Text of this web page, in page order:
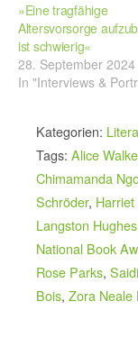
»Eine tragfähige
Altersvorsorge
ist schwierig«
28. September 2024
In "Interviews &
Kategorien:
Tags: Alice
Chimamanda
Schröder,
Langston Hughes
National Book
Rose Parks,
Bois, Zora Neale